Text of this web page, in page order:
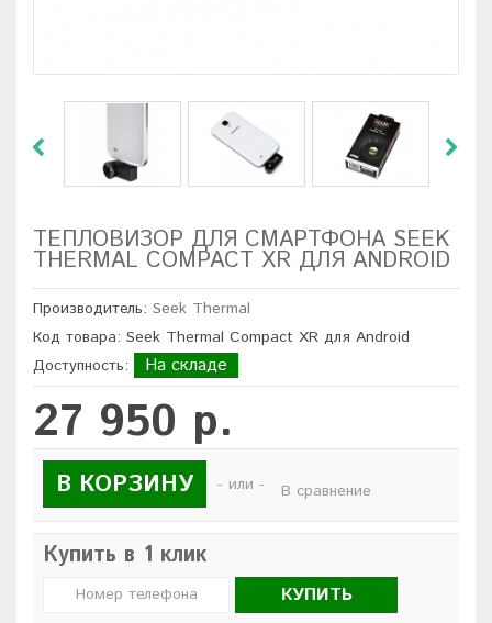
ТЕПЛОВИЗОР ДЛЯ СМАРТФОНА SEEK
THERMAL COMPACT XR ДЛЯ ANDROID
Производитель: Seek Thermal
Код товара: Seek Thermal Compact XR для Android
Доступность:
На складе
27 950 р.
В КОРЗИНУ - или - В сравнение
Купить в 1 клик
КУПИТЬ